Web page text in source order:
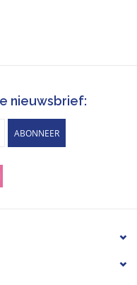
nieuwsbrief:
ABONNEER